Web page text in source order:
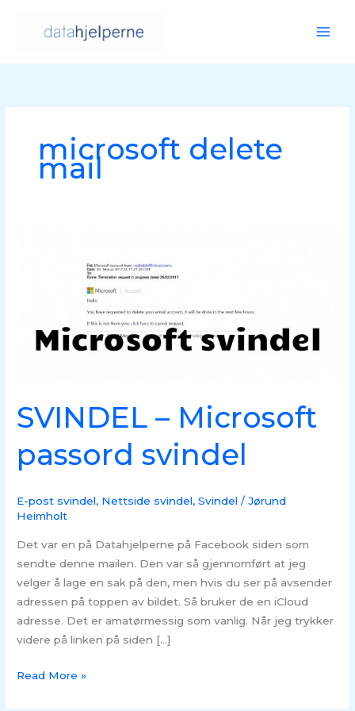
innholdet
microsoft delete
mail
SVINDEL – Microsoft
passord svindel
E-post svindel, Nettside svindel,Svindel /Jørund
Heimholt
Det var en på Datahjelperne på Facebook siden som
sendte denne mailen. Den var så gjennomført at jeg
velger å lage en sak på den, men hvis du ser på avsender
adressen på toppen av bildet. Så bruker de en iCloud
adresse. Det er amatørmessig som vanlig. Når jeg trykker
videre på linken på siden […]
Read More »